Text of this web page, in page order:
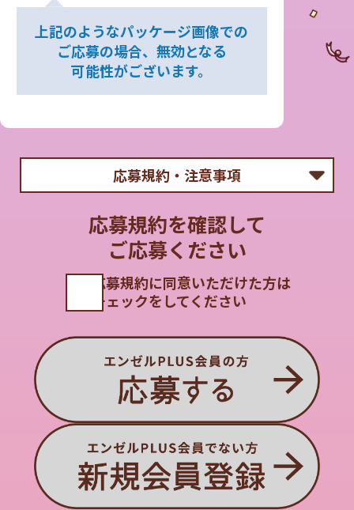
上記のようなパッケージ画像での
ご応募の場合、無効となる
可能性がございます。
応募規約・注意事項
森永製菓株式会社（以下「当社」といいます）が主催
する サンリオキャラクターズ オリジナルスマホ壁
紙 プレゼントキャンペーン（以下「本キャンペーン」
といいます）にご応募の方（以下「応募者」といいま
す）は、以下をよくお読みいただき、同意の上、ご応
募ください。本キャンペーンにご応募された場合に
す。 応募資格は、本規約に同意された方、かつ日本国
内にお住まいで、賞品発送先が日本国内の方に限らせ
ていただきます。
■応募方法
対象商品をお買い上げ後、コラボパッケージを撮影
し、応募フォームにアクセス、必要事項を明記の上コ
ラボパッケージの写真をアップロードしてご応募くだ
さい。
１回のご応募・アップロードですべての壁紙がダウン
ロード可能となります。
応募規約を確認して
ご応募ください
応募規約に同意いただけた方は
チェックをしてください